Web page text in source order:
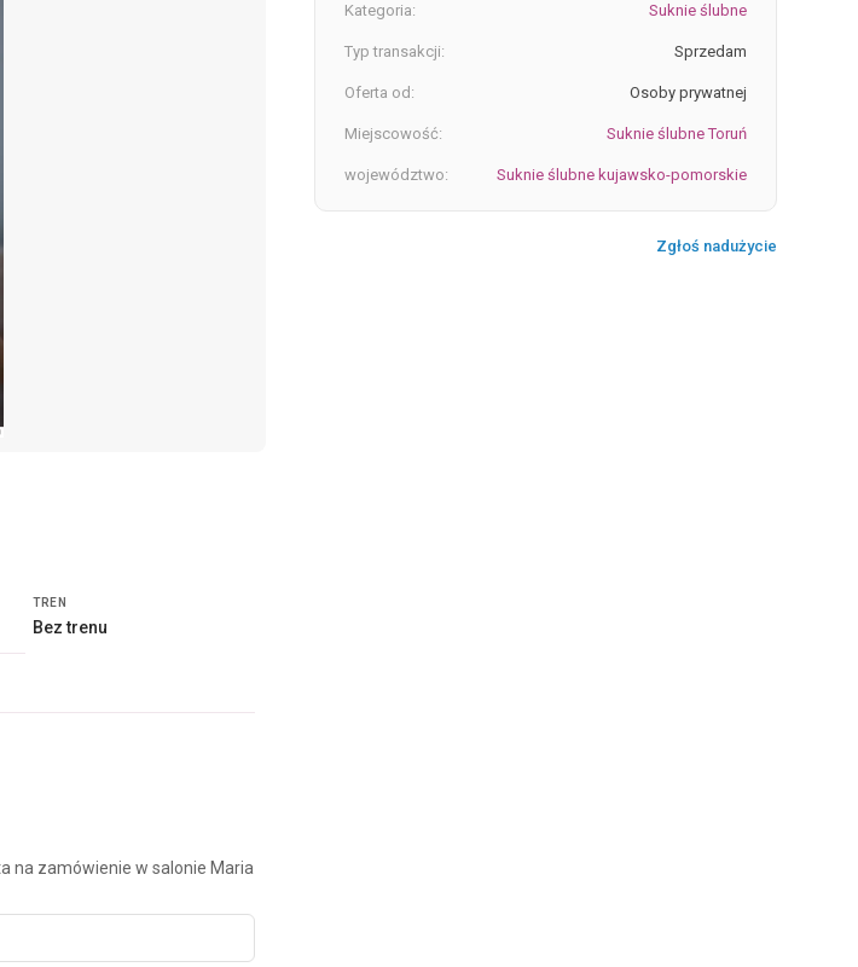
TREN
Bez trenu
na zamówienie w salonie Maria
Kategoria: Suknie ślubne
Typ transakcji: Sprzedam
Oferta od: Osoby prywatnej
Miejscowość: Suknie ślubne Toruń
województwo: Suknie ślubne kujawsko-pomorskie
Zgłoś nadużycie